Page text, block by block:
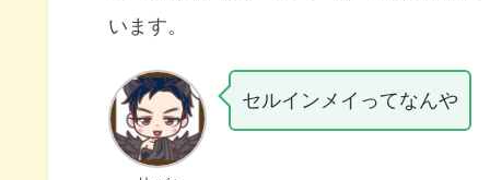
います。
セルインメイってなんや